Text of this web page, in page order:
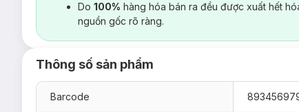
Do 100% hàng hóa bán ra đều được xuất hết
nguồn gốc rõ ràng.
Thông số sản phẩm
Barcode